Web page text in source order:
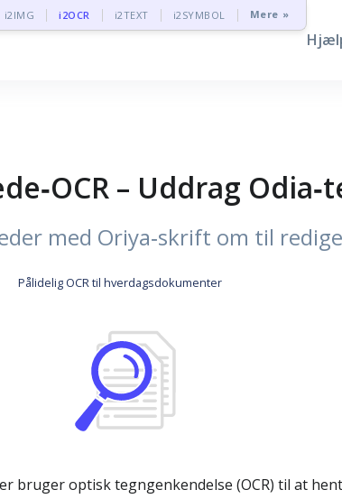
i2IMG i2OCR i2TEXT i2SYMBOL Mere »
– Uddrag
med Oriya‑skrift om til
Pålidelig OCR til hverdagsdokumenter
bruger optisk tegngenkendelse (OCR) til at